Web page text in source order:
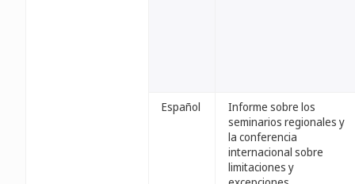
Español
Informe sobre los
seminarios regionales y
la conferencia
internacional sobre
limitaciones y